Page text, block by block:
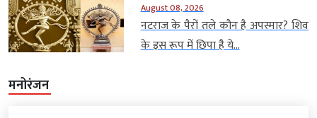
August 08, 2026
नटराज के पैरों तले कौन है अपस्मार? शिव
के इस रूप में छिपा है ये...
मनोरंजन